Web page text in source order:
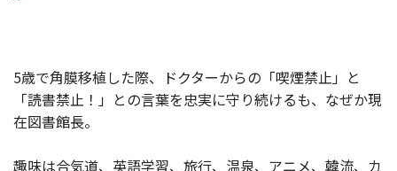
5歳で角膜移植した際、ドクターからの「喫煙禁止」と
「読書禁止！」との言葉を忠実に守り続けるも、なぜか現
在図書館長。
趣味は合気道、英語学習、旅行、温泉、アニメ、韓流、カ